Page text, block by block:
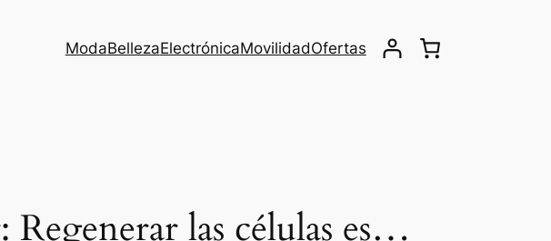
ModaBellezaElectrónicaMovilidadOfertas
las células es…